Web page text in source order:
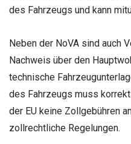
des Fahrzeugs und kann
Neben der NoVA sind auch
Nachweis über den
technische
des Fahrzeugs muss
der EU keine Zollgebühren
zollrechtliche Regelungen.